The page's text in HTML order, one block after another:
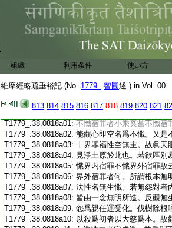
組織 利用条件 使い方
維摩經略疏垂裕記 (No. 1779_ 智圓述 ) in Vol. 00
813 814 815 816 817 818 819 820 821
T1779_.38.0817c19:爲者。答若依小斷已在小數
T1779_.38.0817c20: 大數。故且別引具惑爲俗。
T1779_.38.0817c21:與一家義合。二今初下隨文
T1779_.38.0817c22:
行人問慰喩教門。二初文殊
初分科懸示。荊溪云。三
T1779_.38.0817c24:身無常無常是三藏。不説厭
T1779_.38.0817c25:知。通人用三藏者知無常已
T1779_.38.0817c26:
別圓對轉兼具準例可知。今
T1779_.38.0817c27:
別。且作助通以説也。二今
T1779_.38.0817c28: 初用藏助通。慰喩二。初敍
T1779_.38.0818a01: 不懺宿罪者小乘奚嘗不懺宿
T1779_.38.0818a02: 能觀心即空名爲不懺。又是
T1779_.38.0818a03: 十界罪福性空無主。故眞天
T1779_.38.0818a04: 見淨土原於此也。若欲區別
T1779_.38.0818a05:懺界内宿罪不懺界外宿罪故
T1779_.38.0818a06: 界外宿罪者何。所謂根本無
T1779_.38.0818a07: 法性名無生懺。若無怨對者
T1779_.38.0818a08: 皆由一念無明所造。反觀無
T1779_.38.0818a09: 怨爲親任運受化。伐樹除根
T1779_.38.0818a10: 以殺爲初者以大慈爲本。故